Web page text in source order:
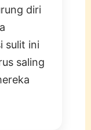
diri
sulit ini
saling